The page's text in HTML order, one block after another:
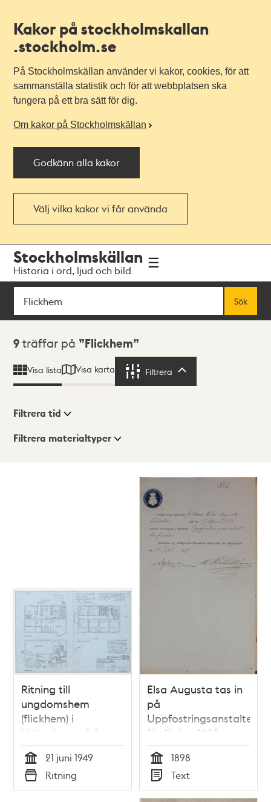
Kakor på stockholmskallan
.stockholm.se
På Stockholmskällan använder vi kakor, cookies, för att
sammanställa statistik och för att webbplatsen ska
fungera på ett bra sätt för dig.
Om kakor på Stockholmskällan
Godkänn alla kakor
Välj vilka kakor vi får använda
navigationen
huvudinnehållet
Stockholmskällan
Historia i ord, ljud och bild
Sök
Sök
Sökresultat
9 träffar på Flickhem
Visa lista Visa karta Filtrera
Visningsläge
Filtrera tid
Filtrera materialtyper
Ritning till
ungdomshem
(flickhem) i
Hökarängen från
1949
Tid
21 juni 1949
Typ
Ritning
Elsa Augusta tas in
på
Uppfostringsanstalten
för flickor 1898
Tid
1898
Typ
Text